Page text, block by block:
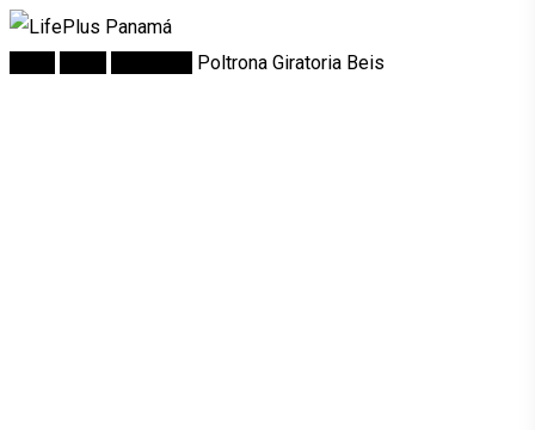
Poltrona Giratoria Beis